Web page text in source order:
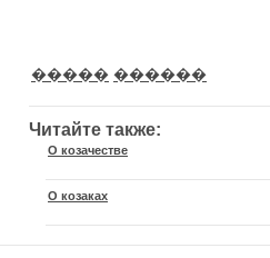
����� ������
Читайте также:
О козачестве
О козаках